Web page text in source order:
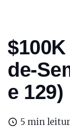
de-
e 129)
5 min